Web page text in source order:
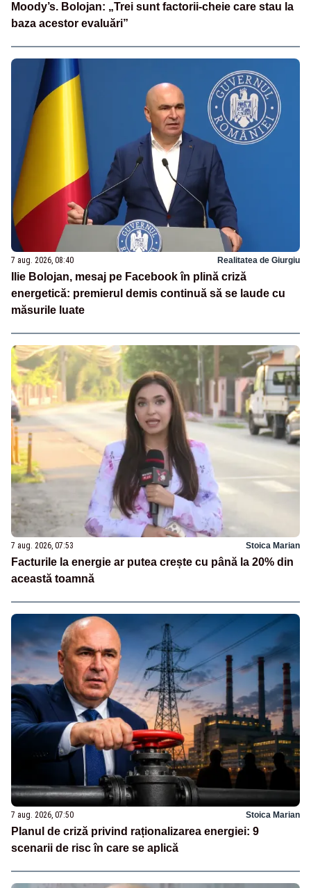
Moody’s. Bolojan: „Trei sunt factorii-cheie care stau la
baza acestor evaluări”
7 aug. 2026, 08:40 Realitatea de Giurgiu
Ilie Bolojan, mesaj pe Facebook în plină criză
energetică: premierul demis continuă să se laude cu
măsurile luate
7 aug. 2026, 07:53 Stoica Marian
Facturile la energie ar putea crește cu până la 20% din
această toamnă
7 aug. 2026, 07:50 Stoica Marian
Planul de criză privind raționalizarea energiei: 9
scenarii de risc în care se aplică